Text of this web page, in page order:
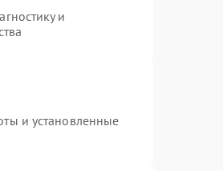
и
и установленные